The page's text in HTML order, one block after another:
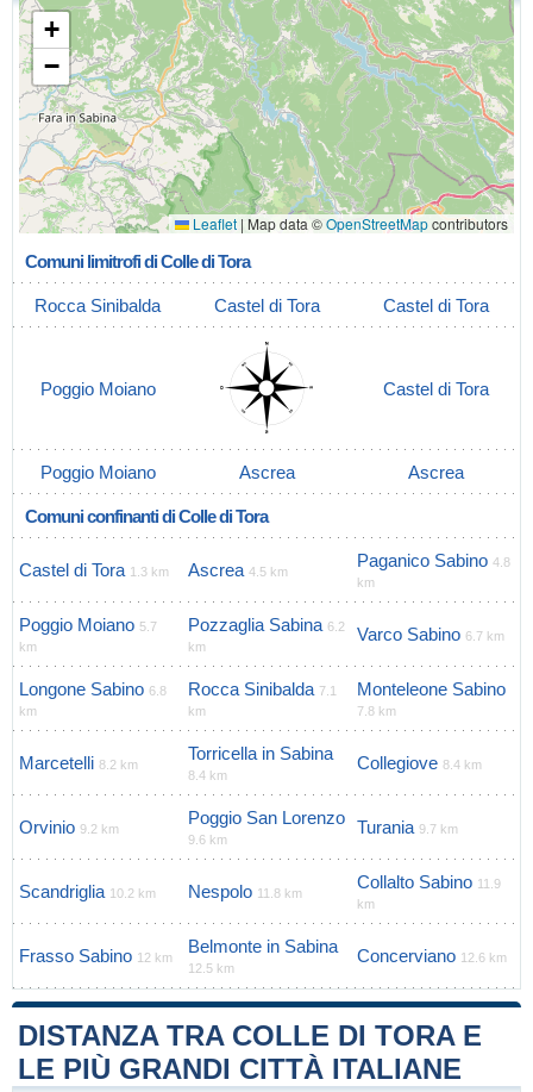
+
−
Leaflet | Map data ©OpenStreetMapcontributors
Comuni limitrofi di Colle di Tora
Rocca Sinibalda Castel di Tora Castel di Tora
Poggio Moiano Castel di Tora
Poggio Moiano Ascrea Ascrea
Comuni confinanti di Colle di Tora
Castel di Tora 1.3 km Ascrea 4.5 km
Paganico Sabino 4.8
km
Poggio Moiano 5.7
km
Pozzaglia Sabina 6.2
km
Varco Sabino 6.7 km
Longone Sabino 6.8
km
Rocca Sinibalda 7.1
km
Monteleone Sabino
7.8 km
Marcetelli 8.2 km
Torricella in Sabina
8.4 km
Collegiove 8.4 km
Orvinio 9.2 km
Poggio San Lorenzo
9.6 km
Turania 9.7 km
Scandriglia 10.2 km Nespolo 11.8 km
Collalto Sabino 11.9
km
Frasso Sabino 12 km
Belmonte in Sabina
12.5 km
Concerviano 12.6 km
DISTANZA TRA COLLE DI TORA E
LE PIÙ GRANDI CITTÀ ITALIANE